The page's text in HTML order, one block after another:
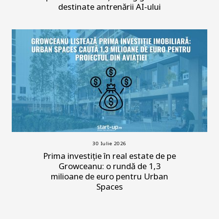
destinate antrenării AI-ului
30 Iulie 2026
Prima investiție în real estate de pe
Growceanu: o rundă de 1,3
milioane de euro pentru Urban
Spaces